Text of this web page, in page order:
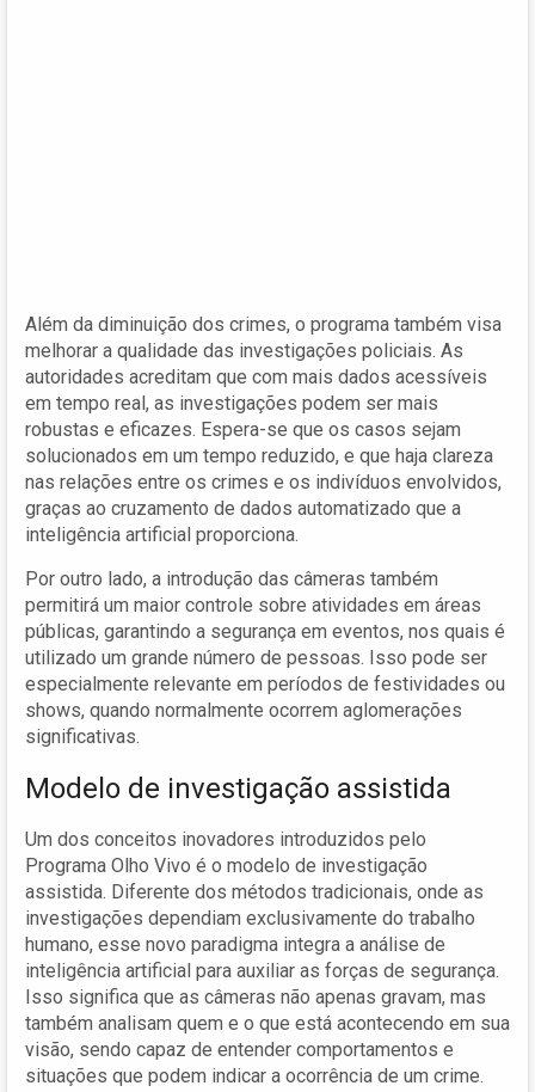
Além da diminuição dos crimes, o programa também visa
melhorar a qualidade das investigações policiais. As
autoridades acreditam que com mais dados acessíveis
em tempo real, as investigações podem ser mais
robustas e eficazes. Espera-se que os casos sejam
solucionados em um tempo reduzido, e que haja clareza
nas relações entre os crimes e os indivíduos envolvidos,
graças ao cruzamento de dados automatizado que a
inteligência artificial proporciona.
Por outro lado, a introdução das câmeras também
permitirá um maior controle sobre atividades em áreas
públicas, garantindo a segurança em eventos, nos quais é
utilizado um grande número de pessoas. Isso pode ser
especialmente relevante em períodos de festividades ou
shows, quando normalmente ocorrem aglomerações
significativas.
Modelo de investigação assistida
Um dos conceitos inovadores introduzidos pelo
Programa Olho Vivo é o modelo de investigação
assistida. Diferente dos métodos tradicionais, onde as
investigações dependiam exclusivamente do trabalho
humano, esse novo paradigma integra a análise de
inteligência artificial para auxiliar as forças de segurança.
Isso significa que as câmeras não apenas gravam, mas
também analisam quem e o que está acontecendo em sua
visão, sendo capaz de entender comportamentos e
situações que podem indicar a ocorrência de um crime.